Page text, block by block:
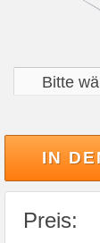
IN
Preis: